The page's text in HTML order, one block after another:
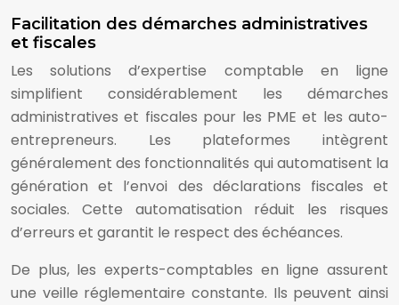
Facilitation des démarches administratives
et fiscales
Les solutions d’expertise comptable en ligne
simplifient considérablement les démarches
administratives et fiscales pour les PME et les auto-
entrepreneurs. Les plateformes intègrent
généralement des fonctionnalités qui automatisent la
génération et l’envoi des déclarations fiscales et
sociales. Cette automatisation réduit les risques
d’erreurs et garantit le respect des échéances.
De plus, les experts-comptables en ligne assurent
une veille réglementaire constante. Ils peuvent ainsi